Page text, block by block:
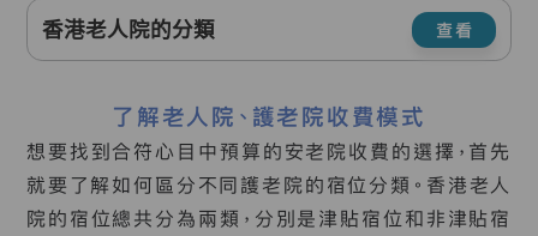
香港老人院的分類 查看
了解老人院、護老院收費模式
想要找到合符心目中預算的安老院收費的選擇，首先
就要了解如何區分不同護老院的宿位分類。香港老人
院的宿位總共分為兩類，分別是津貼宿位和非津貼宿